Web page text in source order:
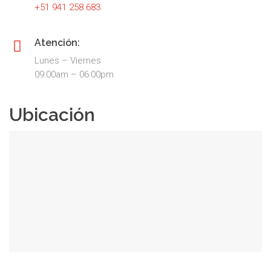
+51 941 258 683
Atención:
Lunes – Viernes
09:00am – 06:00pm
Ubicación